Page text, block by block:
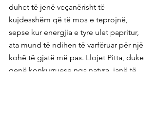
duhet të jenë veçanërisht të
kujdesshëm që të mos e teprojnë,
sepse kur energjia e tyre ulet papritur,
ata mund të ndihen të varfëruar për një
kohë të gjatë më pas. Llojet Pitta, duke
qenë konkurruese nga natyra, janë të